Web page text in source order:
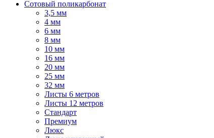
Сотовый поликарбонат
3,5 мм
4 мм
6 мм
8 мм
10 мм
16 мм
20 мм
25 мм
32 мм
Листы 6 метров
Листы 12 метров
Стандарт
Премиум
Люкс